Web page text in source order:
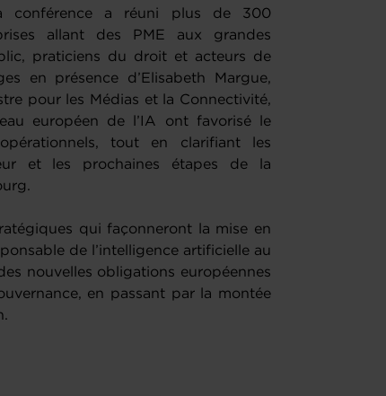
conférence a réuni plus de 300
allant des PME aux grandes
praticiens du droit et acteurs de
en présence d’Elisabeth Margue,
pour les Médias et la Connectivité,
européen de l’IA ont favorisé le
tout en clarifiant les
et les prochaines étapes de la
qui façonneront la mise en
de l’intelligence artificielle au
nouvelles obligations européennes
en passant par la montée